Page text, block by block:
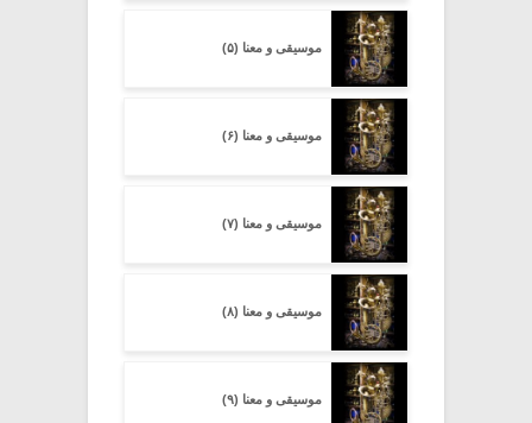
موسیقی و معنا (۵)
موسیقی و معنا (۶)
موسیقی و معنا (۷)
موسیقی و معنا (۸)
موسیقی و معنا (۹)